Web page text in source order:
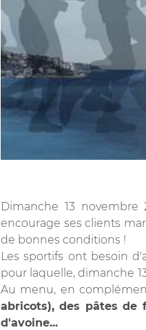
Dimanche 13
encourage ses clients
de bonnes conditions !
Les sportifs ont besoin
pour laquelle, dimanche
Au menu, en
abricots), des pâtes
d'avoine...